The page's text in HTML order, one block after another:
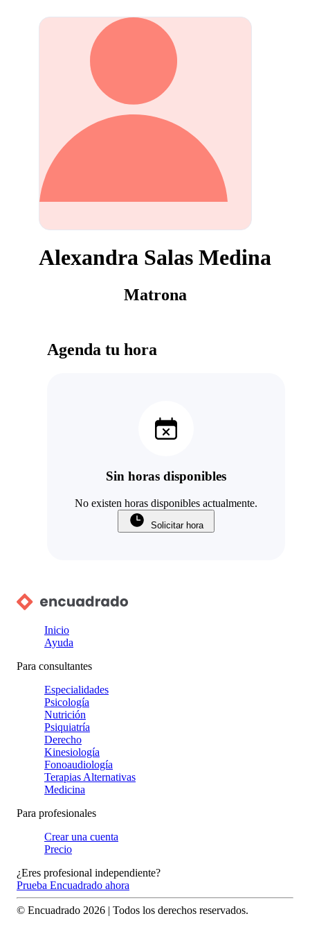
Alexandra Salas Medina
Matrona
Agenda tu hora
Sin horas disponibles
No existen horas disponibles actualmente.
Solicitar hora
Inicio
Ayuda
Para consultantes
Especialidades
Psicología
Nutrición
Psiquiatría
Derecho
Kinesiología
Fonoaudiología
Terapias Alternativas
Medicina
Para profesionales
Crear una cuenta
Precio
¿Eres profesional independiente?
Prueba Encuadrado ahora
© Encuadrado 2026 | Todos los derechos reservados.